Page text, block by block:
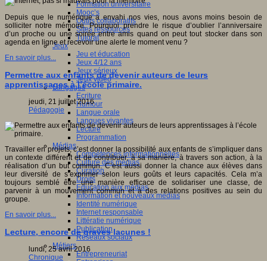
Formation universitaire
Mooc’s
Outils collaboratifs
Sites ressources
Tutorat
Jeux
Jeu et éducation
Jeux 4/12 ans
Jeux sérieux
Jeux vidéo
Langages
Ecriture
Humour
Langue orale
Langues vivantes
Lecture
Programmation
Médias
Compétences informationnelles
Culture des médias
Curation
Droits
Education aux médias
Information et nouveaux médias
Identité numérique
Internet responsable
Littératie numérique
Publication
Réseaux sociaux
Métiers
Entrepreneuriat
Depuis que le numérique a envahi nos vies, nous avons moins besoin de
solliciter notre mémoire. Pourquoi prendre le risque d’oublier l’anniversaire
d’un proche ou une soirée entre amis quand on peut tout stocker dans son
agenda en ligne et recevoir une alerte le moment venu ?
En savoir plus...
Permettre aux enfants de devenir auteurs de leurs
apprentissages à l’école primaire.
jeudi, 21 juillet 2016
Pédagogie
Travailler en projets, c’est donner la possibilité aux enfants de s’impliquer dans
un contexte différent et de contribuer, à sa manière, à travers son action, à la
réalisation d’un but commun. C’est aussi donner la chance aux élèves dans
leur diversité de s’exprimer selon leurs goûts et leurs capacités. Cela m’a
toujours semblé être une manière efficace de solidariser une classe, de
parvenir à un mouvement commun et à des relations positives au sein du
groupe.
En savoir plus...
Lecture, encore de graves lacunes !
lundi, 25 avril 2016
Chronique